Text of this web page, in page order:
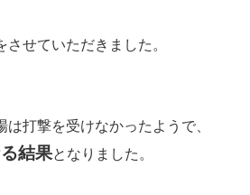
せていただきました。
打撃を受けなかったようで、
結果となりました。